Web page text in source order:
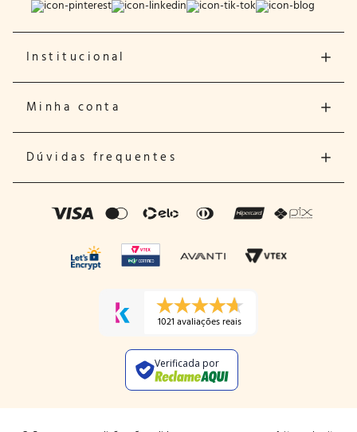
Institucional
Minha conta
Dúvidas frequentes
1021 avaliações reais
Verificada por